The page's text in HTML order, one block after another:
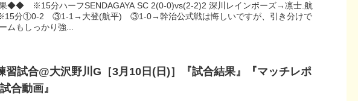
◆◆ ※15分ハーフSENDAGAYA SC 2(0-0)vs(2-2)2 深川レインボーズ→凛士.航
分①0-2 ③1-1→大登(航平) ③1-0→幹治公式戦は悔しいですが、引き分けで
ムもしっかり強...
習試合@大沢野川G［3月10日(日)］『試合結果』『マッチレポ
合動画』